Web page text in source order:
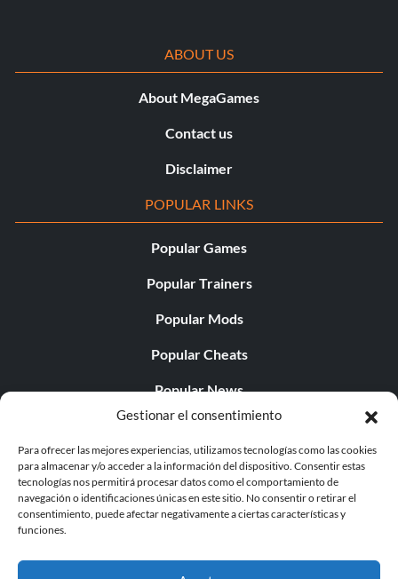
Gestionar el consentimiento
Para ofrecer las mejores experiencias, utilizamos tecnologías como las cookies
para almacenar y/o acceder a la información del dispositivo. Consentir estas
tecnologías nos permitirá procesar datos como el comportamiento de
navegación o identificaciones únicas en este sitio. No consentir o retirar el
consentimiento, puede afectar negativamente a ciertas características y
funciones.
ABOUT US
About MegaGames
Contact us
Disclaimer
POPULAR LINKS
Popular Games
Popular Trainers
Popular Mods
Popular Cheats
Popular News
Popular Editorials
Popular Free Games
LATEST UPDATES